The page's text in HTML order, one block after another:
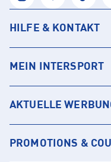
HILFE & KONTAKT
MEIN INTERSPORT
AKTUELLE
PROMOTIONS &